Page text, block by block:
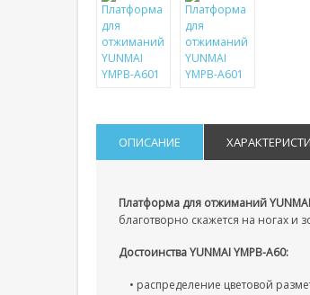
ОПИСАНИЕ
Платформа для отжиманий YUNMAI
благотворно скажется на ногах и
Достоинства YUNMAI YMPB-A60:
• распределение цветовой